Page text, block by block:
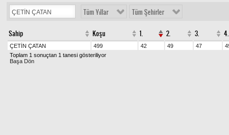
Tüm Yıllar Tüm Şehirler
Sahip Koşu 1. 2. 3. 4.
ÇETİN ÇATAN 499 42 49 47
Toplam 1 sonuçtan 1 tanesi gösteriliyor
Başa Dön